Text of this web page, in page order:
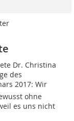
Dr. Christina
des
2017: Wir
ohne
es uns nicht